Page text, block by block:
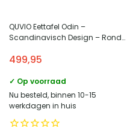
QUVIO Eettafel Odin –
Scandinavisch Design – Ronde
499,95
✓ Op voorraad
Nu besteld, binnen 10-15
werkdagen in huis